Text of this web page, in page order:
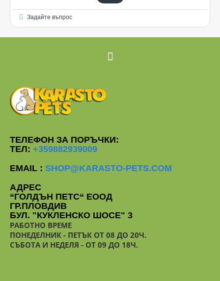
Задайте въпрос
ТЕЛЕФОН ЗА ПОРЪЧКИ:
ТЕЛ: +359882939009
EMAIL : SHOP@KARASTO-PETS.COM
АДРЕС
“ГОЛДЪН ПЕТС“ ЕООД
ГР.ПЛОВДИВ
БУЛ. "КУКЛЕНСКО ШОСЕ" 3
РАБОТНО ВРЕМЕ
ПОНЕДЕЛНИК - ПЕТЪК ОТ 08 ДО 20Ч.
СЪБОТА И НЕДЕЛЯ - ОТ 09 ДО 18Ч.